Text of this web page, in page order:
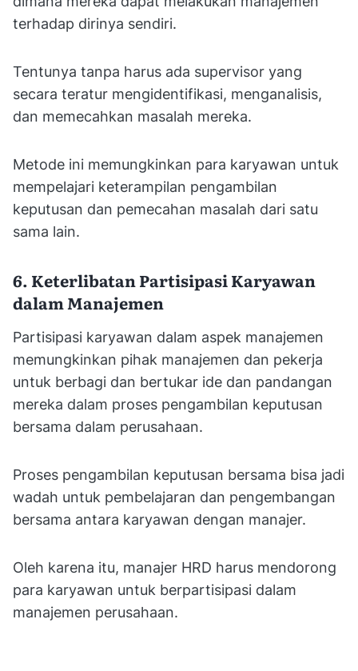
terhadap dirinya sendiri.
Tentunya tanpa harus ada supervisor yang
secara teratur mengidentifikasi, menganalisis,
dan memecahkan masalah mereka.
Metode ini memungkinkan para karyawan untuk
mempelajari keterampilan pengambilan
keputusan dan pemecahan masalah dari satu
sama lain.
6. Keterlibatan Partisipasi Karyawan
dalam Manajemen
Partisipasi karyawan dalam aspek manajemen
memungkinkan pihak manajemen dan pekerja
untuk berbagi dan bertukar ide dan pandangan
mereka dalam proses pengambilan keputusan
bersama dalam perusahaan.
Proses pengambilan keputusan bersama bisa jadi
wadah untuk pembelajaran dan pengembangan
bersama antara karyawan dengan manajer.
Oleh karena itu, manajer HRD harus mendorong
para karyawan untuk berpartisipasi dalam
manajemen perusahaan.